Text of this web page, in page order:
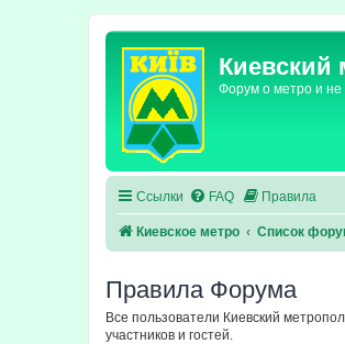
Киевский
Форум о метро и не
Ссылки FAQ Правила
Киевское метро Список
Правила Форума
Все пользователи Киевский
участников и гостей.